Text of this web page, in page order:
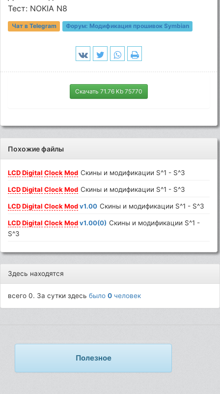
Tecт: NOKIA N8
Чат в Telegram Форум: Модификация прошивок Symbian
Скачать 71.76 Kb 75770
Похожие файлы
LCD Digital Clock Mod Скины и модификации S^1 - S^3
LCD Digital Clock Mod Скины и модификации S^1 - S^3
LCD Digital Clock Modv1.00 Скины и модификации S^1 - S^3
LCD Digital Clock Modv1.00(0) Скины и модификации S^1 -
S^3
Здесь находятся
всего 0. За сутки здесьбыло0 человек
Полезное